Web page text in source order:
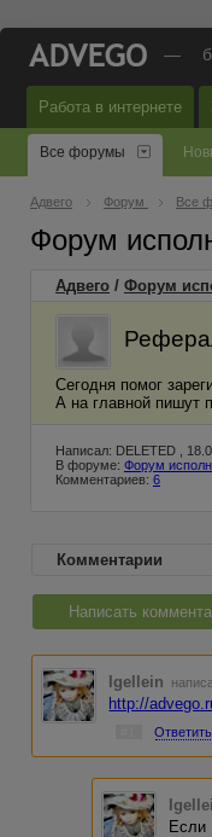
—
Работа в интернете
Все форумы
Адвего Форум Все
Форум
Адвего / Форум
Сегодня помог
А на главной пишут
Написал: DELETED ,
В форуме: Форум
Комментариев: 6
Комментарии
Написать
Igellein
http://
Ответить
Если